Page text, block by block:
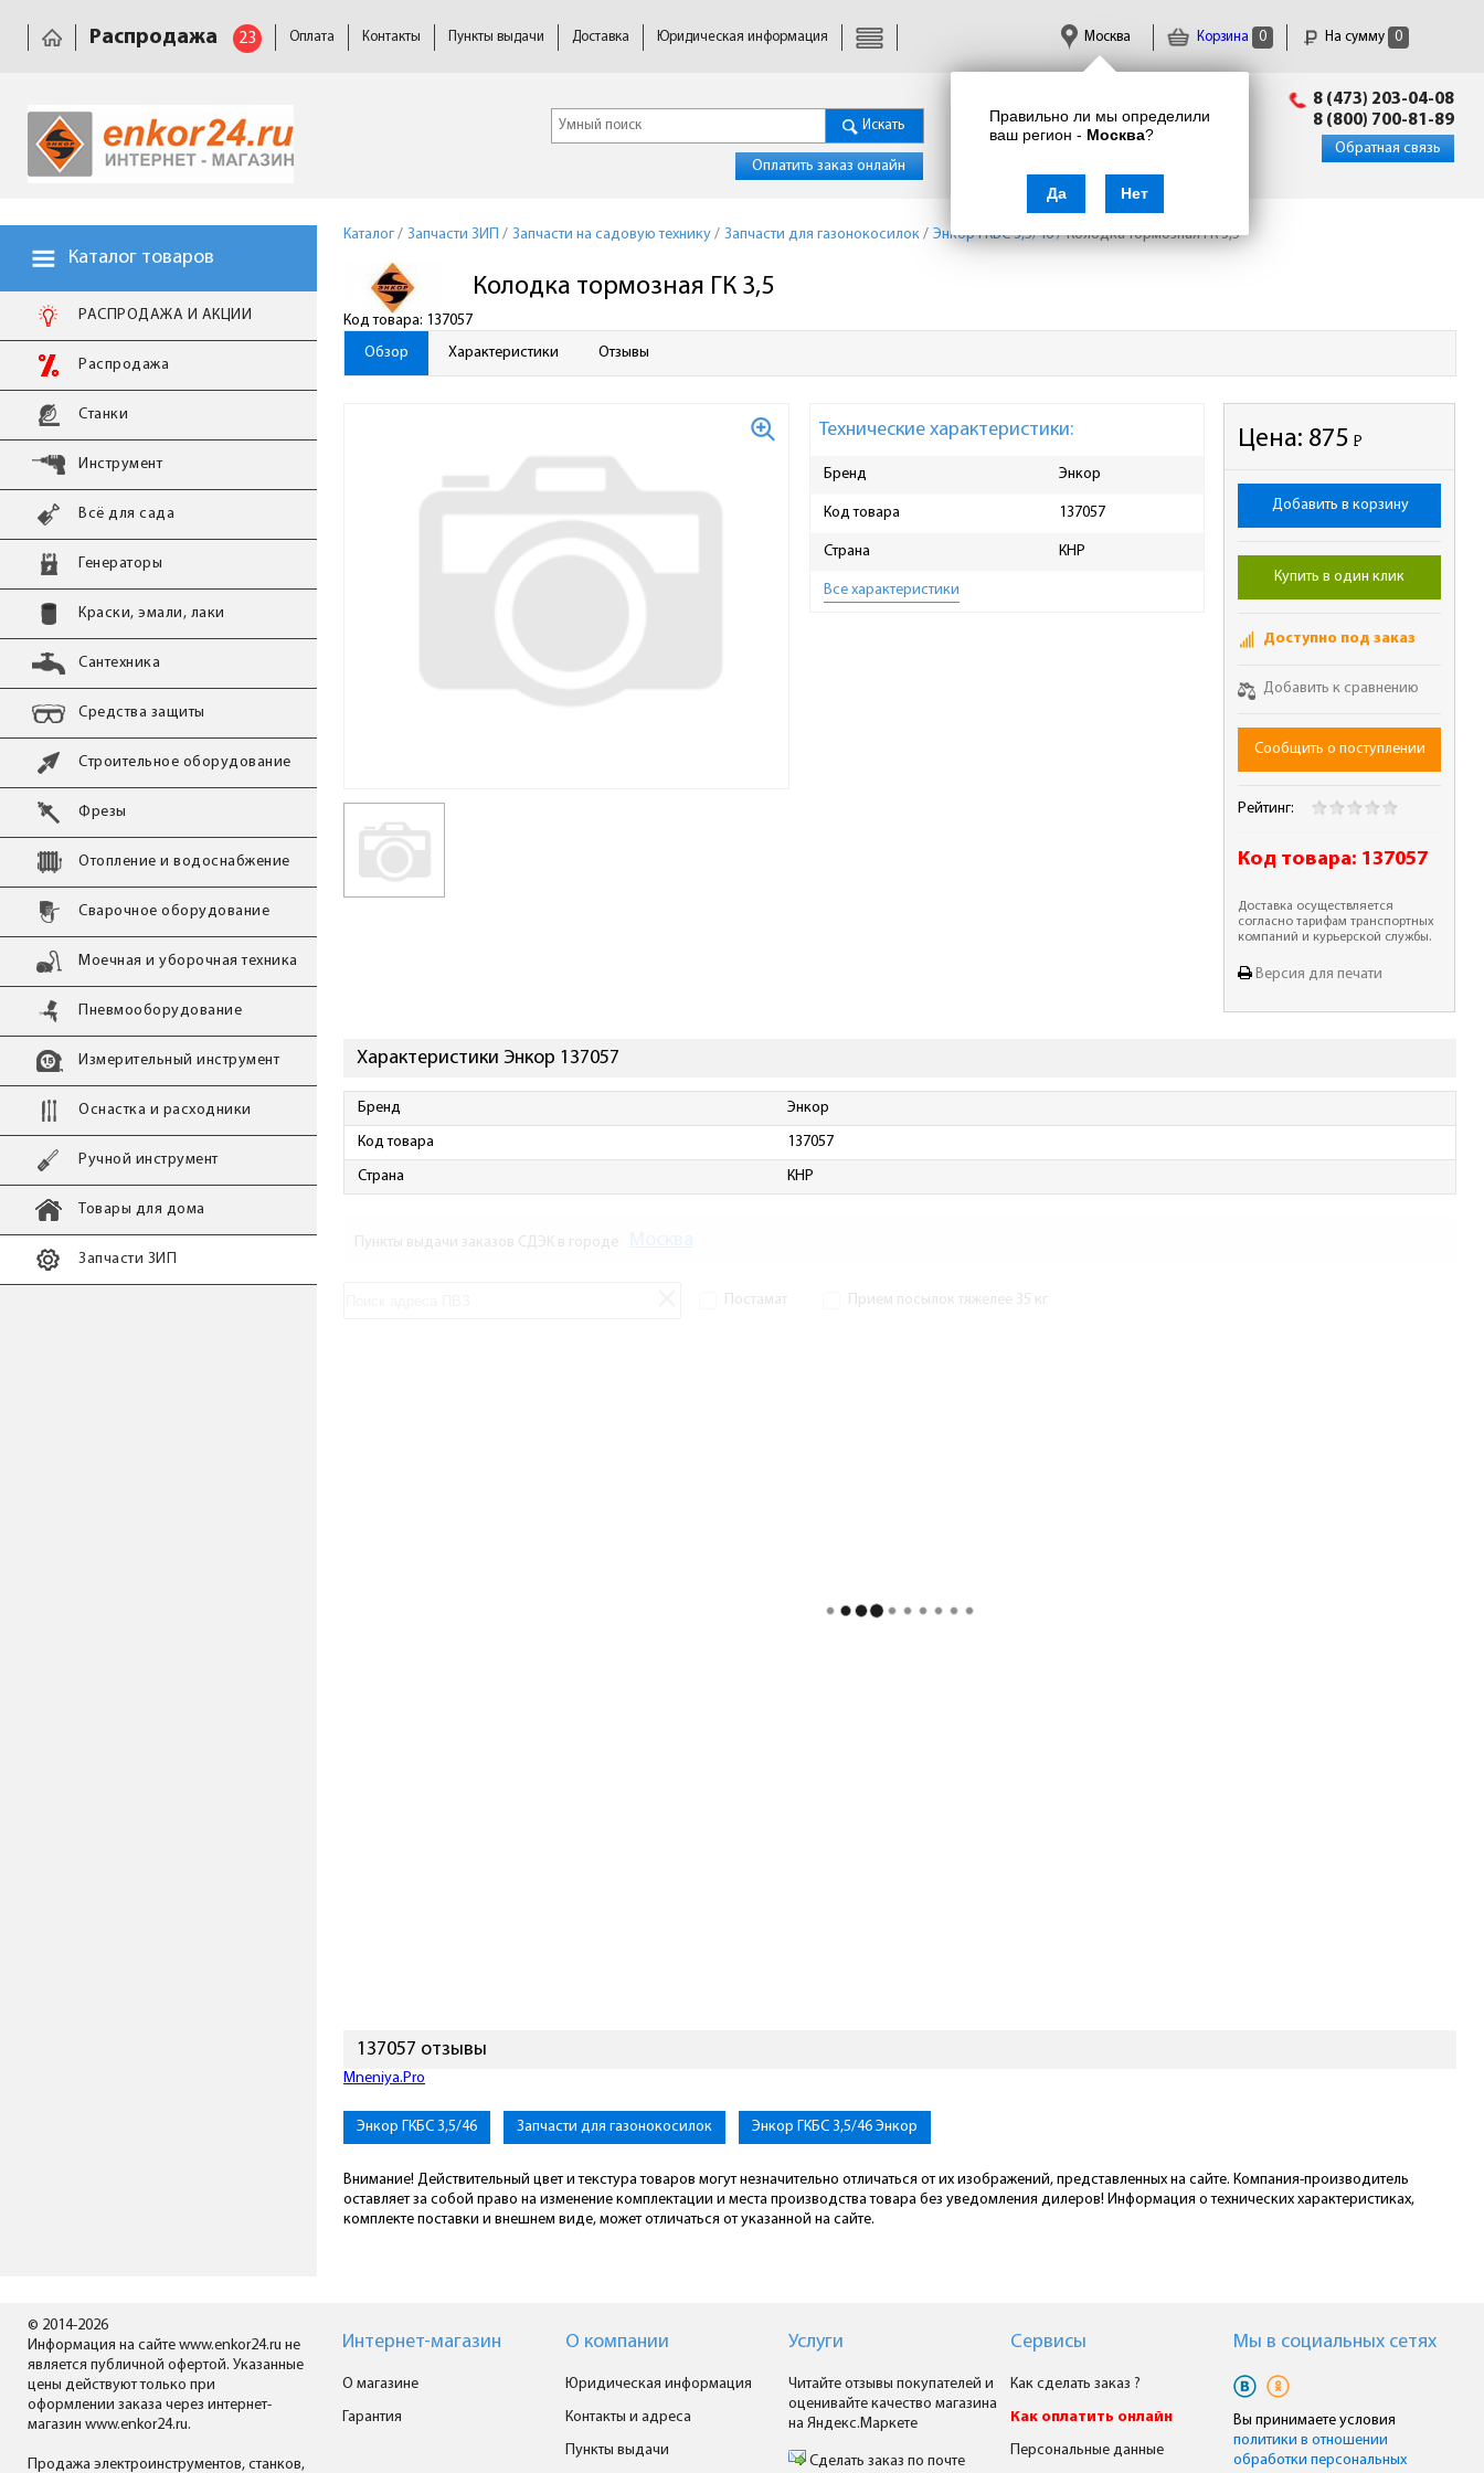
Корзина 0 На сумму 0
Правильно ли мы определили
ваш регион - Москва?
Да Нет
Москва
Распродажа 23 Оплата Контакты Пункты выдачи Доставка Юридическая информация
Искать
Оплатить заказ онлайн
info@enkor24.ru
8 (473) 203-04-08
8 (800) 700-81-89
Обратная связь
Каталог товаров
РАСПРОДАЖА И АКЦИИ
Распродажа
Станки
Инструмент
Всё для сада
Генераторы
Краски, эмали, лаки
Сантехника
Средства защиты
Строительное оборудование
Фрезы
Отопление и водоснабжение
Сварочное оборудование
Моечная и уборочная техника
Пневмооборудование
Измерительный инструмент
Оснастка и расходники
Ручной инструмент
Товары для дома
Запчасти ЗИП
Каталог / Запчасти ЗИП / Запчасти на садовую технику / Запчасти для газонокосилок / Энкор ГКБС 3,5/46/ Колодка тормозная ГК 3,5
Код товара: 137057
Колодка тормозная ГК 3,5
Обзор Характеристики Отзывы
Технические характеристики:
Бренд Энкор
Код товара 137057
Страна КНР
Все характеристики
Цена: 875Р
-
Добавить в корзину
Купить в один клик
Доступно под заказ
Добавить к сравнению
Сообщить о поступлении
Рейтинг:
Код товара: 137057
Доставка осуществляется
согласно тарифам транспортных
компаний и курьерской службы.
Версия для печати
Характеристики Энкор 137057
Бренд Энкор
Код товара 137057
Страна КНР
Пункты выдачи заказов СДЭК в городе
Постамат Прием посылок тяжелее 35 кг
137057 отзывы
Mneniya.Pro
Энкор ГКБС 3,5/46 Запчасти для газонокосилок Энкор ГКБС 3,5/46 Энкор
Внимание! Действительный цвет и текстура товаров могут незначительно отличаться от их изображений, представленных на сайте. Компания-производитель
оставляет за собой право на изменение комплектации и места производства товара без уведомления дилеров! Информация о технических характеристиках,
комплекте поставки и внешнем виде, может отличаться от указанной на сайте.
© 2014-2026
Информация на сайте www.enkor24.ru не
является публичной офертой. Указанные
цены действуют только при
оформлении заказа через интернет-
магазин www.enkor24.ru.
Продажа электроинструментов, станков,
Интернет-магазин
О магазине
Гарантия
О компании
Юридическая информация
Контакты и адреса
Пункты выдачи
Услуги
Читайте отзывы покупателей и
оценивайте качество магазина
на Яндекс.Маркете
Сделать заказ по почте
Сервисы
Как сделать заказ ?
Как оплатить онлайн
Персональные данные
Мы в cоциальных сетях
Вы принимаете условия
политики в отношении
обработки персональных